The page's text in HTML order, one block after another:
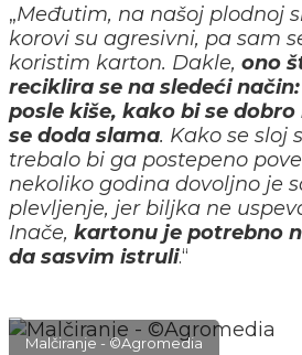
„Međutim, na našoj plodnoj
korovi su agresivni, pa sam
koristim karton. Dakle, ono
reciklira se na sledeći
posle kiše, kako bi se
se doda slama. Kako se sloj
trebalo bi ga postepeno
nekoliko godina dovoljno je
plevljenje, jer biljka ne
Inače, kartonu je potrebno
da sasvim istruli.“
Malčiranje - ©Agromedia